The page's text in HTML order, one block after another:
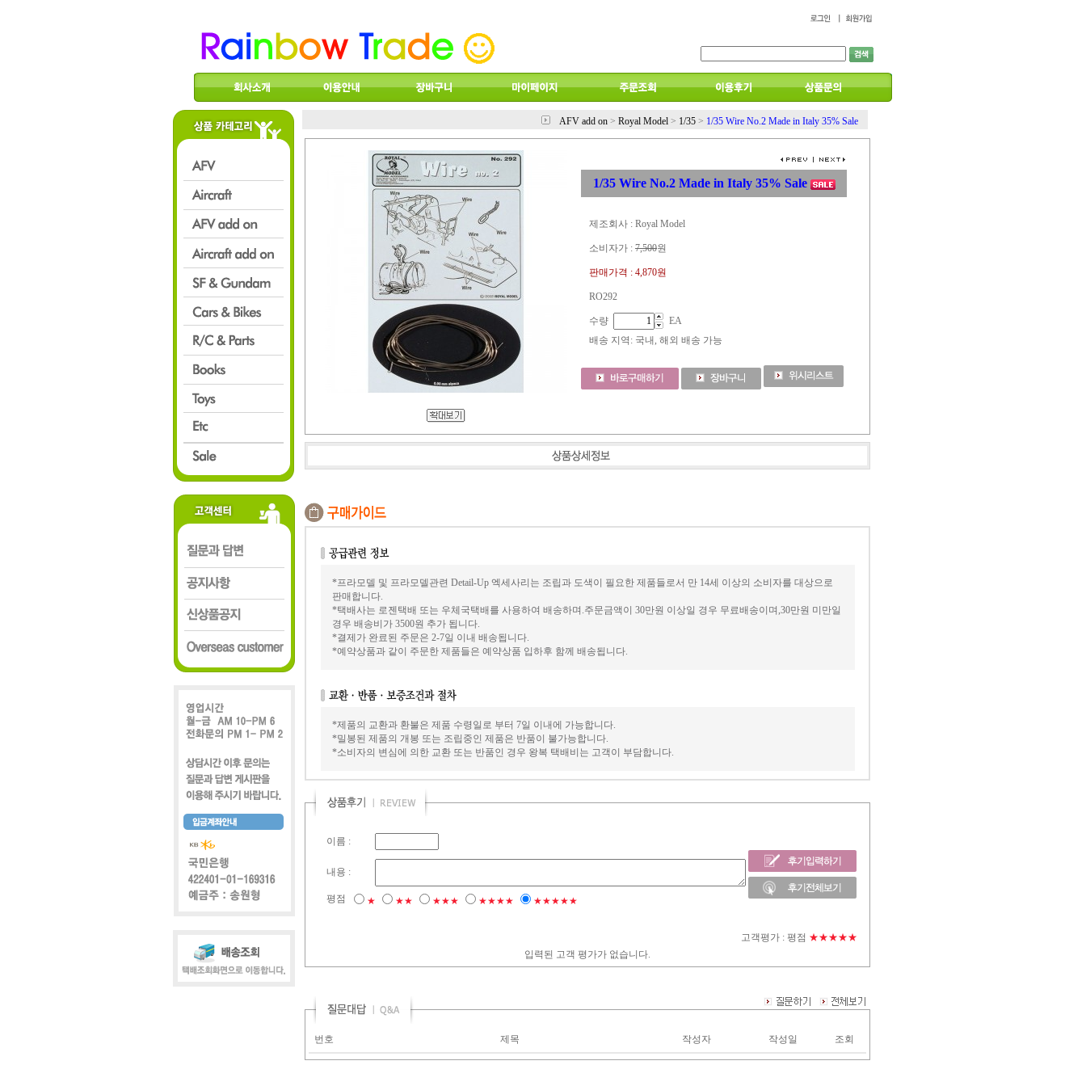
AFV add on > Royal Model > 1/35 > 1/35 Wire No.2 Made in Italy 35% Sale
1/35 Wire No.2 Made in Italy 35% Sale
제조회사 : Royal Model
소비자가 : 7,500원
판매가격 : 4,870원
RO292
수량
EA
배송 지역 : 국내, 해외 배송 가능
*프라모델 및 프라모델관련 Detail-Up 엑세사리는 조립과 도색이 필요한 제품들로서 만 14세 이상의 소비자를 대상으로
판매합니다.
*택배사는 로젠택배 또는 우체국택배를 사용하여 배송하며.주문금액이 30만원 이상일 경우 무료배송이며,30만원 미만일
경우 배송비가 3500원 추가 됩니다.
*결제가 완료된 주문은 2-7일 이내 배송됩니다.
*예약상품과 같이 주문한 제품들은 예약상품 입하후 함께 배송됩니다.
*제품의 교환과 환불은 제품 수령일로 부터 7일 이내에 가능합니다.
*밀봉된 제품의 개봉 또는 조립중인 제품은 반품이 불가능합니다.
*소비자의 변심에 의한 교환 또는 반품인 경우 왕복 택배비는 고객이 부담합니다.
이름 :
내용 :
평점 ★ ★★ ★★★ ★★★★ ★★★★★
고객평가 : 평점 ★★★★★
입력된 고객 평가가 없습니다.
번호 제목 작성자 작성일 조회